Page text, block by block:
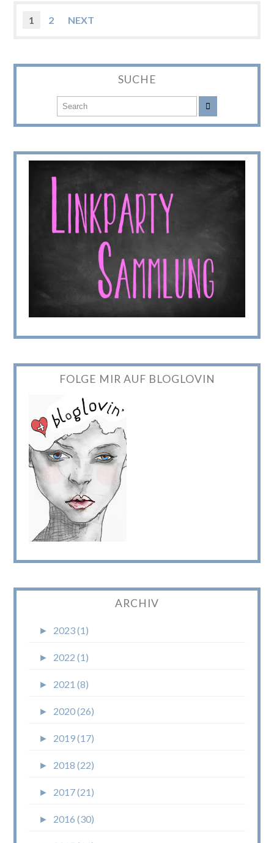
1 2 NEXT
SUCHE
FOLGE MIR AUF BLOGLOVIN
ARCHIV
► 2023 (1)
► 2022 (1)
► 2021 (8)
► 2020 (26)
► 2019 (17)
► 2018 (22)
► 2017 (21)
► 2016 (30)